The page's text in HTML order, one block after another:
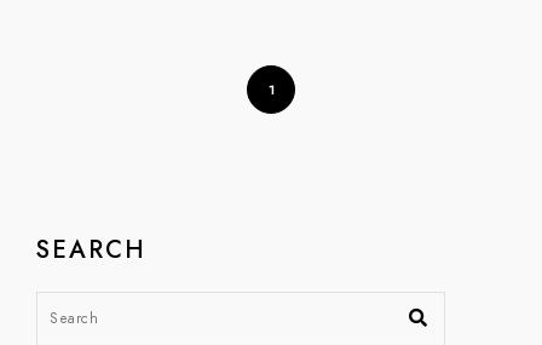
1
SEARCH